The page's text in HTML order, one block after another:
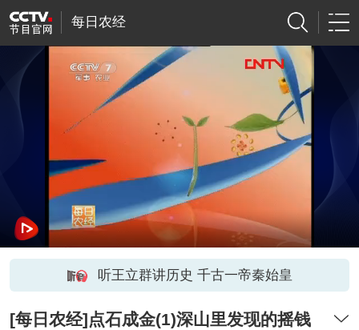
每日农经
听王立群讲历史 千古一帝秦始皇
[每日农经]点石成金(1)深山里发现的摇钱